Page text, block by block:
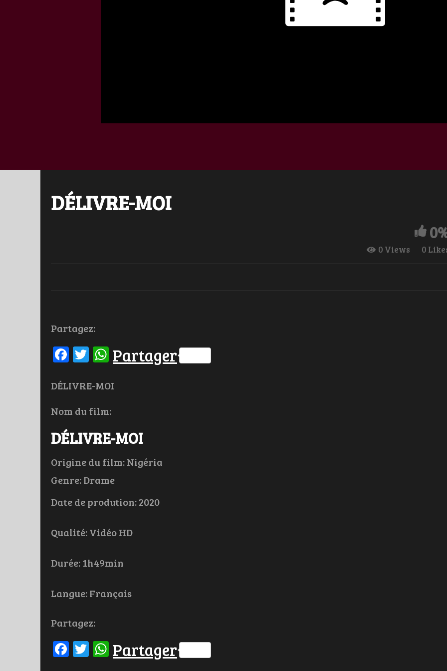
DÉLIVRE-MOI
0 Views 0
Partagez:
Facebook
Twitter
WhatsApp
Partager
DÉLIVRE-MOI
Nom du film:
DÉLIVRE-MOI
Origine du film: Nigéria
Genre: Drame
Date de prodution: 2020
Qualité: Vidéo HD
Durée: 1h49min
Langue: Français
Partagez:
Facebook
Twitter
WhatsApp
Partager